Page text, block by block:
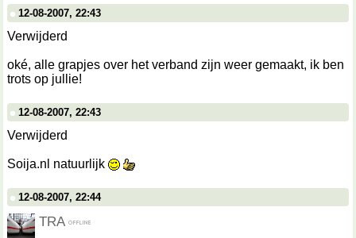
12-08-2007, 22:43
Verwijderd
oké, alle grapjes over het verband zijn weer gemaakt, ik ben
trots op jullie!
12-08-2007, 22:43
Verwijderd
Soija.nl natuurlijk
12-08-2007, 22:44
TRA